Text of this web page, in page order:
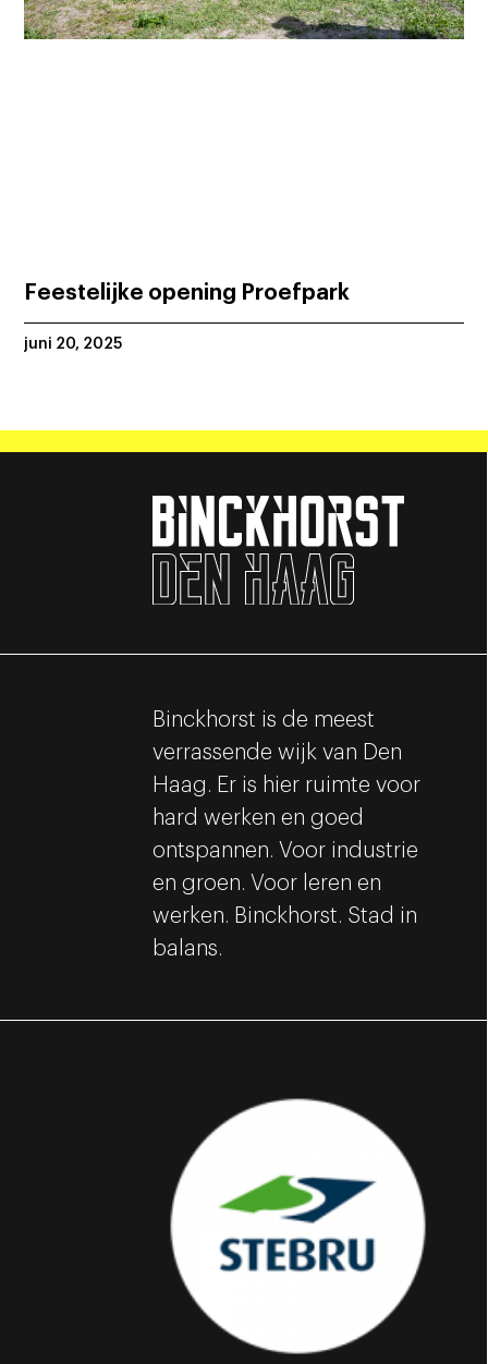
Feestelijke opening Proefpark
juni 20, 2025
Binckhorst is de meest
verrassende wijk van Den
Haag. Er is hier ruimte voor
hard werken en goed
ontspannen. Voor industrie
en groen. Voor leren en
werken. Binckhorst. Stad in
balans.